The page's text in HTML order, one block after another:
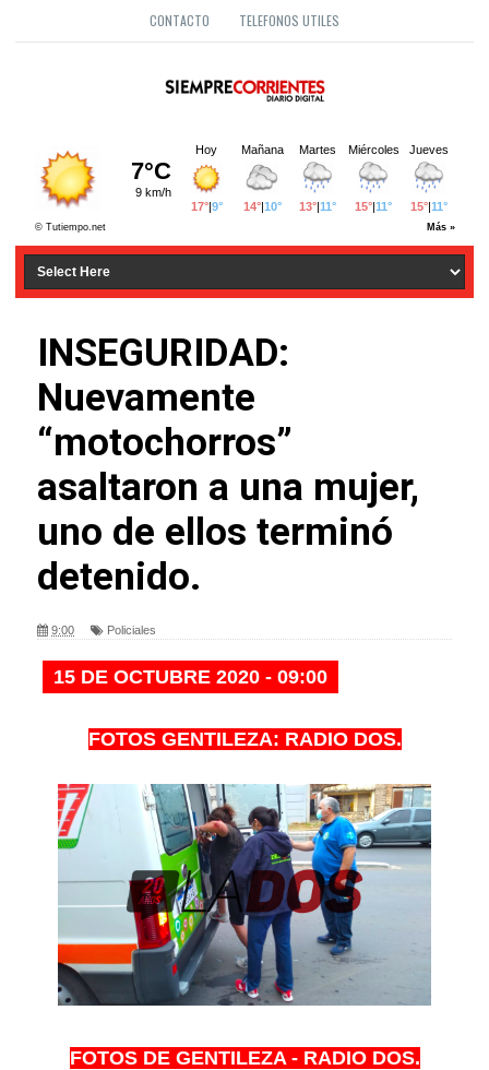
CONTACTO TELEFONOS UTILES
INSEGURIDAD:
Nuevamente
“motochorros”
asaltaron a una mujer,
uno de ellos terminó
detenido.
9:00 Policiales
15 DE OCTUBRE 2020 - 09:00
FOTOS GENTILEZA: RADIO DOS.
FOTOS DE GENTILEZA - RADIO DOS.